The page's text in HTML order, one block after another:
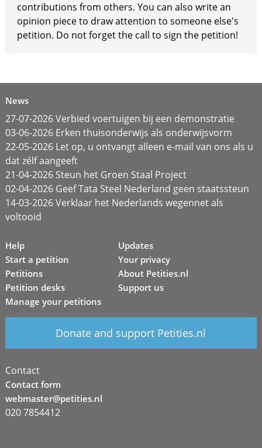
contributions from others. You can also write an
opinion piece to draw attention to someone else's
petition. Do not forget the call to sign the petition!
News
27-07-2026 Verbied voertuigen bij een demonstratie
03-06-2026 Erken thuisonderwijs als onderwijsvorm
22-05-2026 Let op, u ontvangt alleen e-mail van ons als u
dat zélf aangeeft
21-04-2026 Steun het Groen Staal Project
02-04-2026 Geef Tata Steel Nederland geen staatssteun
14-03-2026 Verklaar het Nederlands wegennet als
voltooid
Help
Start a petition
Petitions
Petition desks
Manage your petitions
Updates
Your privacy
About Petities.nl
Support us
Donate and support Petities.nl
Contact
Contact form
webmaster@petities.nl
020 7854412